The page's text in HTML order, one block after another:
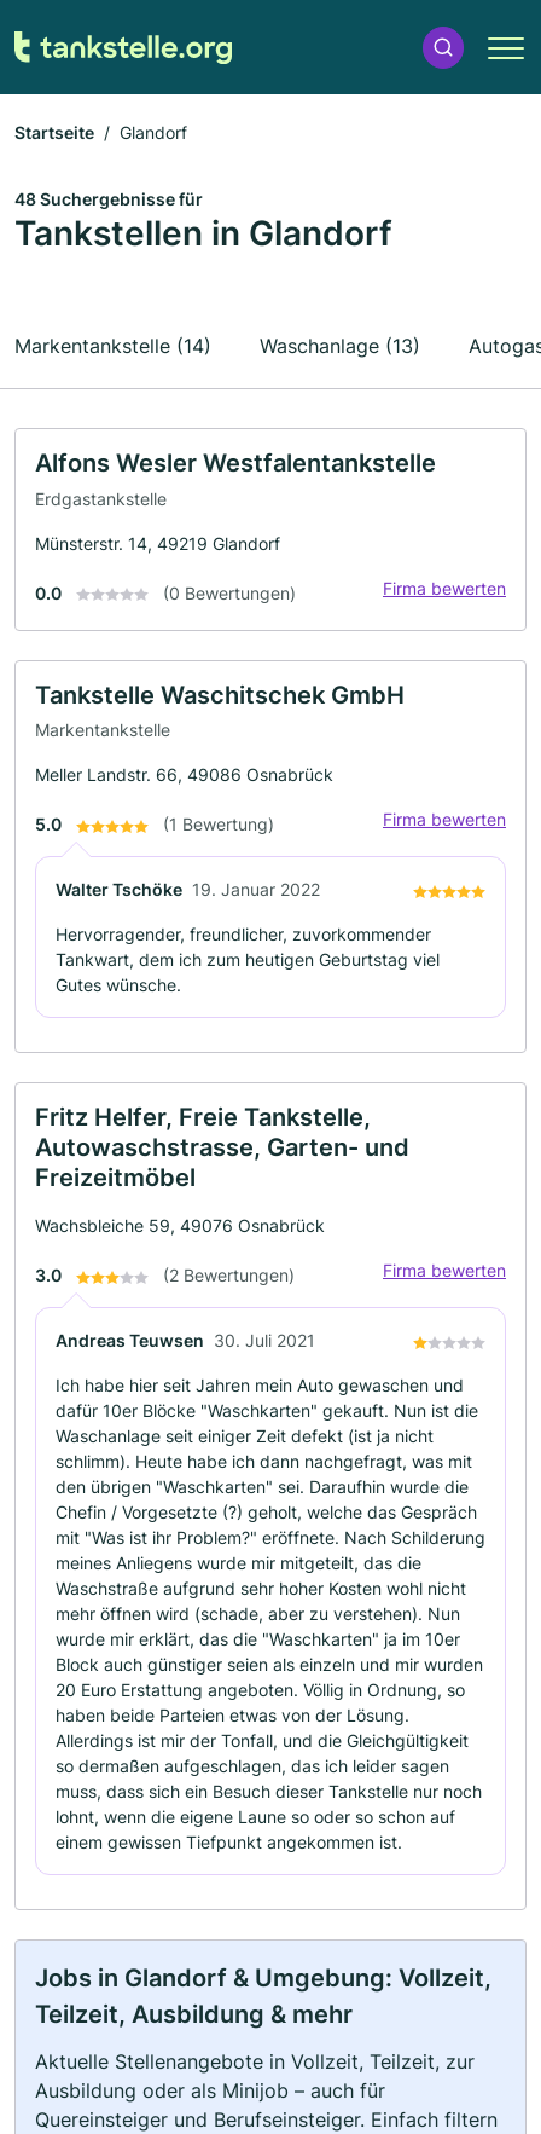
Startseite Glandorf
48 Suchergebnisse für
Tankstellen in Glandorf
Markentankstelle (14) Waschanlage (13)
Alfons Wesler Westfalentankstelle
Erdgastankstelle
Münsterstr. 14, 49219 Glandorf
0.0 (0 Bewertungen) Firma bewerten
Tankstelle Waschitschek GmbH
Markentankstelle
Meller Landstr. 66, 49086 Osnabrück
5.0 (1 Bewertung) Firma bewerten
Walter Tschöke 19. Januar 2022
Hervorragender, freundlicher, zuvorkommender
Tankwart, dem ich zum heutigen Geburtstag viel
Gutes wünsche.
Fritz Helfer, Freie Tankstelle,
Autowaschstrasse, Garten- und
Freizeitmöbel
Wachsbleiche 59, 49076 Osnabrück
3.0 (2 Bewertungen) Firma bewerten
Andreas Teuwsen 30. Juli 2021
Ich habe hier seit Jahren mein Auto gewaschen und
dafür 10er Blöcke "Waschkarten" gekauft. Nun ist die
Waschanlage seit einiger Zeit defekt (ist ja nicht
schlimm). Heute habe ich dann nachgefragt, was mit
den übrigen "Waschkarten" sei. Daraufhin wurde die
Chefin / Vorgesetzte (?) geholt, welche das Gespräch
mit "Was ist ihr Problem?" eröffnete. Nach Schilderung
meines Anliegens wurde mir mitgeteilt, das die
Waschstraße aufgrund sehr hoher Kosten wohl nicht
mehr öffnen wird (schade, aber zu verstehen). Nun
wurde mir erklärt, das die "Waschkarten" ja im 10er
Block auch günstiger seien als einzeln und mir wurden
20 Euro Erstattung angeboten. Völlig in Ordnung, so
haben beide Parteien etwas von der Lösung.
Allerdings ist mir der Tonfall, und die Gleichgültigkeit
so dermaßen aufgeschlagen, das ich leider sagen
muss, dass sich ein Besuch dieser Tankstelle nur noch
lohnt, wenn die eigene Laune so oder so schon auf
einem gewissen Tiefpunkt angekommen ist.
Jobs in Glandorf & Umgebung: Vollzeit,
Teilzeit, Ausbildung & mehr
Aktuelle Stellenangebote in Vollzeit, Teilzeit, zur
Ausbildung oder als Minijob – auch für
Quereinsteiger und Berufseinsteiger. Einfach filtern